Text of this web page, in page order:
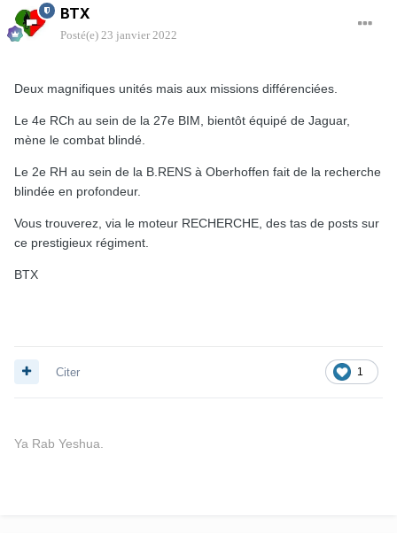
BTX
Posté(e) 23 janvier 2022
Deux magnifiques unités mais aux missions différenciées.
Le 4e RCh au sein de la 27e BIM, bientôt équipé de Jaguar,
mène le combat blindé.
Le 2e RH au sein de la B.RENS à Oberhoffen fait de la recherche
blindée en profondeur.
Vous trouverez, via le moteur RECHERCHE, des tas de posts sur
ce prestigieux régiment.
BTX
1
Citer
Ya Rab Yeshua.